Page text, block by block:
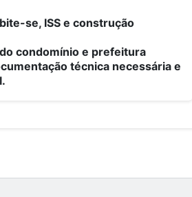
se, ISS e construção
condomínio e prefeitura
técnica necessária e